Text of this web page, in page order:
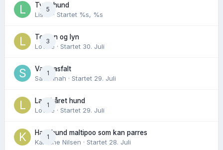
5
Tynn hund
Lisen
· Startet %s, %s
3
Torden og lyn
Lovise · Startet 30. Juli
1
Varm asfalt
Savannah · Startet 29. Juli
1
Langhåret hund
Lovise · Startet 29. Juli
1
Hannhund maltipoo som kan parres
Karoline Nilsen · Startet 28. Juli